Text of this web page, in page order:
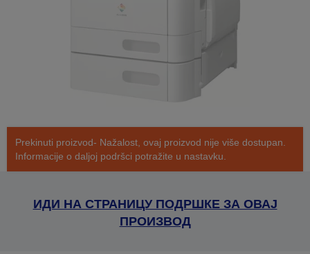
Prekinuti proizvod- Nažalost, ovaj proizvod nije više dostupan.
Informacije o daljoj podršci potražite u nastavku.
ИДИ НА СТРАНИЦУ ПОДРШКЕ ЗА ОВАЈ
ПРОИЗВОД